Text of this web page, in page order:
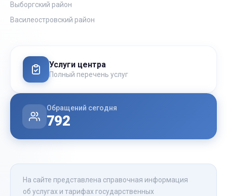
Выборгский район
Василеостровский район
Услуги центра
Полный перечень услуг
Обращений сегодня
792
На сайте представлена справочная информация
об услугах и тарифах государственных